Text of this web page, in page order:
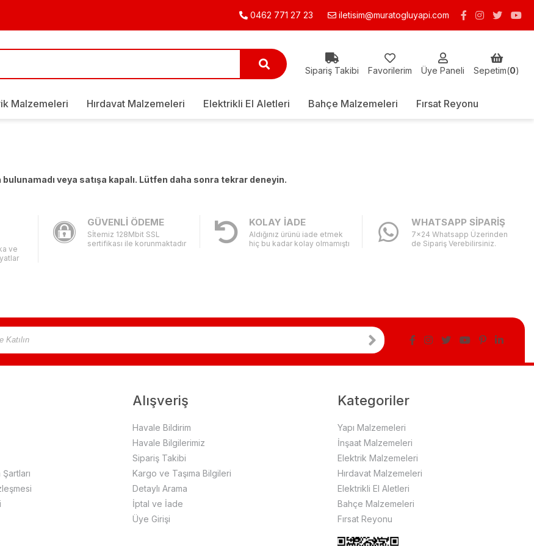
0462 771 27 23 iletisim@muratogluyapi.com
Sipariş Takibi Favorilerim Üye Paneli Sepetim(0)
Malzemeleri Hırdavat Malzemeleri Elektrikli El Aletleri Bahçe Malzemeleri Fırsat Reyonu
bulunamadı veya satışa kapalı. Lütfen daha sonra tekrar deneyin.
ve
GÜVENLİ ÖDEME
Sİtemiz 128Mbit SSL
sertifikası ile korunmaktadır
KOLAY İADE
Aldığınız ürünü iade etmek
hiç bu kadar kolay olmamıştı
WHATSAPP SİPARİŞ
7x24 Whatsapp Üzerinden
de Sipariş Verebilirsiniz.
Alışveriş
Havale Bildirim
Havale Bilgilerimiz
Sipariş Takibi
Kargo ve Taşıma Bilgileri
Detaylı Arama
İptal ve İade
Üye Girişi
Kategoriler
Yapı Malzemeleri
İnşaat Malzemeleri
Elektrik Malzemeleri
Hırdavat Malzemeleri
Elektrikli El Aletleri
Bahçe Malzemeleri
Fırsat Reyonu